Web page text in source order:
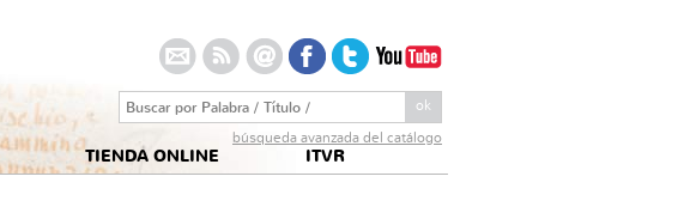
Search this site:
búsqueda avanzada del catálogo
TIENDA ONLINE ITVR